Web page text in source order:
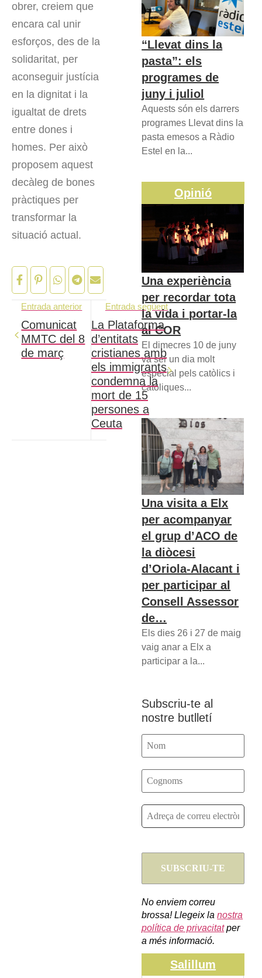
obrer, creiem que
encara cal unir
esforços, des de la
solidaritat, per
aconseguir justícia
en la dignitat i la
igualtat de drets
entre dones i
homes. Per això
proposem aquest
decàleg de bones
pràctiques per
transformar la
situació actual.
Entrada anterior
Comunicat
MMTC del 8
de març
Entrada següent
La Plataforma
d’entitats
cristianes amb
els immigrants
condemna la
mort de 15
persones a
Ceuta
“Llevat dins la
pasta”: els
programes de
juny i juliol
Aquests són els darrers
programes Llevat dins la
pasta emesos a Ràdio
Estel en la...
Opinió
Una experiència
per recordar tota
la vida i portar-la
al COR
El dimecres 10 de juny
va ser un dia molt
especial pels catòlics i
catòliques...
Una visita a Elx
per acompanyar
el grup d’ACO de
la diòcesi
d’Oriola-Alacant i
per participar al
Consell Assessor
de…
Els dies 26 i 27 de maig
vaig anar a Elx a
participar a la...
Subscriu-te al
nostre butlletí
No enviem correu
brossa! Llegeix lanostra
política de privacitatper
a més informació.
Salillum